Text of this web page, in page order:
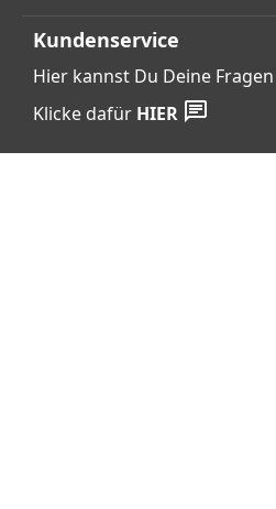
Kundenservice
Hier kannst Du Deine
Klicke dafür HIER